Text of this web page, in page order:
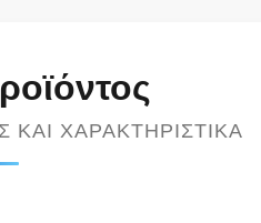
ΧΑΡΑΚΤΗΡΙΣΤΙΚΆ